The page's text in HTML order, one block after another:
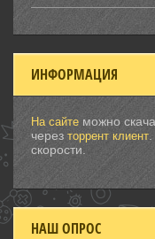
ИНФОРМАЦИЯ
На сайте можно
через торрент клиент
скорости.
НАШ ОПРОС